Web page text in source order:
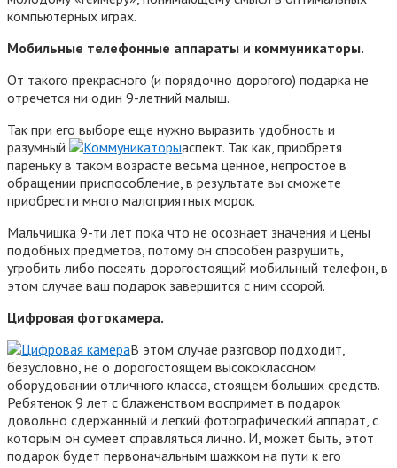
компьютерных играх.
Мобильные телефонные аппараты и коммуникаторы.
От такого прекрасного (и порядочно дорогого) подарка не
отречется ни один 9-летний малыш.
Так при его выборе еще нужно выразить удобность и
разумный
аспект. Так как, приобретя
пареньку в таком возрасте весьма ценное, непростое в
обращении приспособление, в результате вы сможете
приобрести много малоприятных морок.
Мальчишка 9-ти лет пока что не осознает значения и цены
подобных предметов, потому он способен разрушить,
угробить либо посеять дорогостоящий мобильный телефон, в
этом случае ваш подарок завершится с ним ссорой.
Цифровая фотокамера.
В этом случае разговор подходит,
безусловно, не о дорогостоящем высококлассном
оборудовании отличного класса, стоящем больших средств.
Ребятенок 9 лет с блаженством воспримет в подарок
довольно сдержанный и легкий фотографический аппарат, с
которым он сумеет справляться лично. И, может быть, этот
подарок будет первоначальным шажком на пути к его